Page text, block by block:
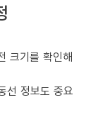
크기를 확인해
선 정보도 중요